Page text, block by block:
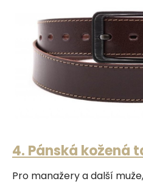
4. Pánská kožená
Pro manažery a další